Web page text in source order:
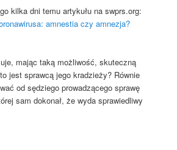
kilka dni temu artykułu na swprs.org:
amnestia czy amnezja?
mając taką możliwość, skuteczną
jest sprawcą jego kradzieży? Równie
od sędziego prowadzącego sprawę
sam dokonał, że wyda sprawiedliwy